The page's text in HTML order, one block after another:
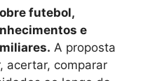
futebol,
e
A proposta
acertar, comparar